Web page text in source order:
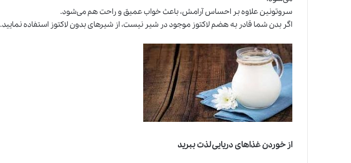
سروتونین علاوه بر احساس آرامش، باعث خواب عمیق و راحت هم می‌شود.
اگر بدن شما قادر به هضم لاکتوز موجود در شیر نیست، از شیرهای بدون لاکتوز استفاده نمایید.
از خوردن غذاهای دریایی لذت ببرید